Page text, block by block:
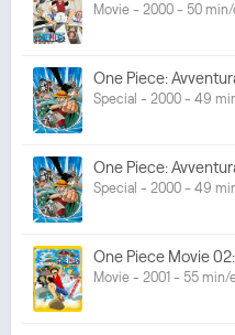
Movie - 2000 - 50
One Piece:
Special - 2000 - 49
One Piece:
Special - 2000 - 49
One Piece Movie
Movie - 2001 - 55 min/